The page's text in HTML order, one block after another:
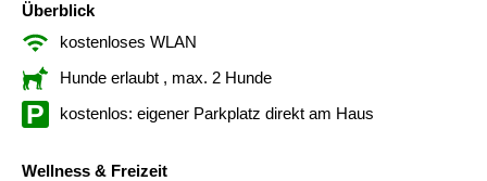
Überblick
kostenloses WLAN
Hunde erlaubt , max. 2 Hunde
kostenlos: eigener Parkplatz direkt am Haus
Wellness & Freizeit